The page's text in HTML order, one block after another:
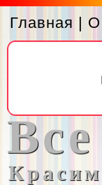
Главная | О
Все